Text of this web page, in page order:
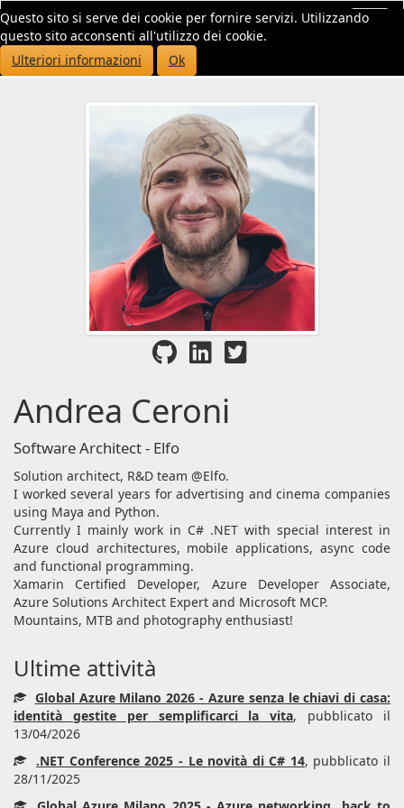
Questo sito si serve dei cookie per fornire servizi. Utilizzando
questo sito acconsenti all'utilizzo dei cookie.
Ulteriori informazioni
Ok
Andrea Ceroni
Software Architect - Elfo
Solution architect, R&D team @Elfo.
I worked several years for advertising and cinema companies
using Maya and Python.
Currently I mainly work in C# .NET with special interest in
Azure cloud architectures, mobile applications, async code
and functional programming.
Xamarin Certified Developer, Azure Developer Associate,
Azure Solutions Architect Expert and Microsoft MCP.
Mountains, MTB and photography enthusiast!
Ultime attività
Global Azure Milano 2026 - Azure senza le chiavi di casa:
identità gestite per semplificarci la vita, pubblicato il
13/04/2026
.NET Conference 2025 - Le novità di C# 14, pubblicato il
28/11/2025